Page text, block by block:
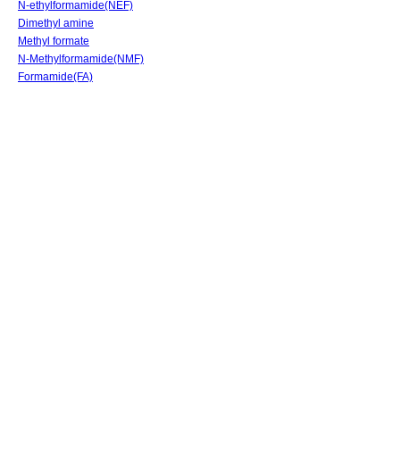
N-ethylformamide(NEF)
Dimethyl amine
Methyl formate
N-Methylformamide(NMF)
Formamide(FA)